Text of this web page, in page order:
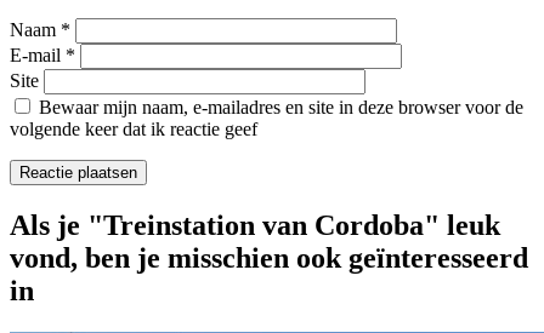
Naam *
E-mail *
Site
Bewaar mijn naam, e-mailadres en site in deze browser voor de
volgende keer dat ik reactie geef
Als je "Treinstation van Cordoba" leuk
vond, ben je misschien ook geïnteresseerd
in